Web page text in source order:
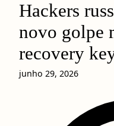
Hackers
novo golpe
recovery
junho 29, 2026